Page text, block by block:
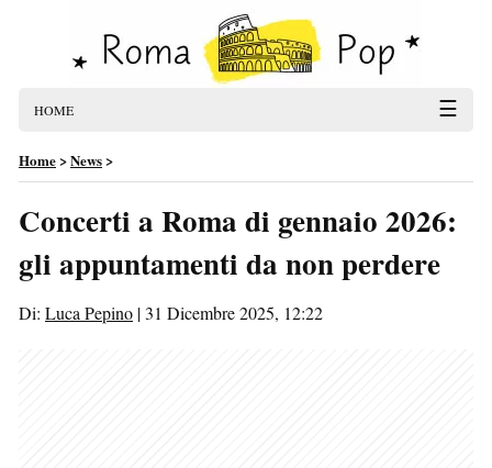
HOME ☰
Home>News>
Concerti a Roma di gennaio 2026:
gli appuntamenti da non perdere
Di: Luca Pepino |31 Dicembre 2025, 12:22